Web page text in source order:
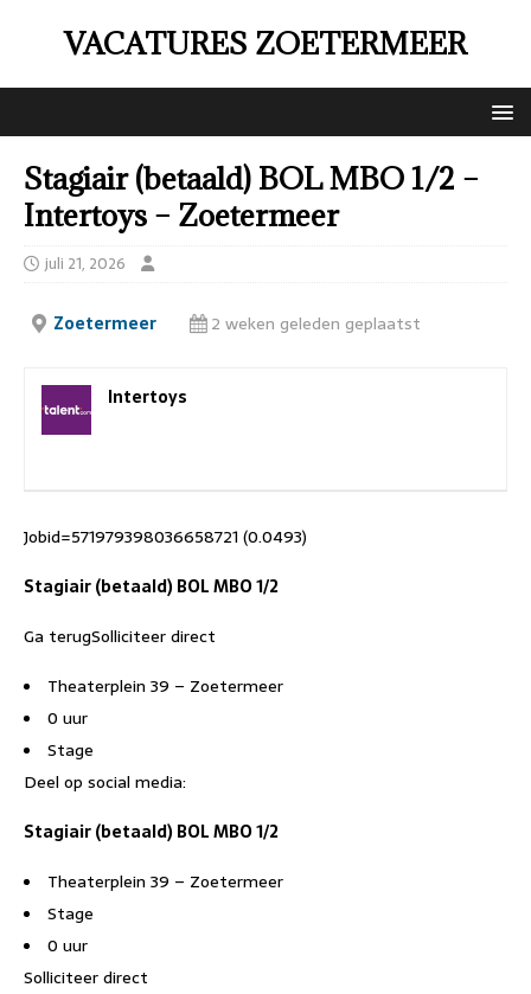
VACATURES ZOETERMEER
Stagiair (betaald) BOL MBO 1/2 –
Intertoys – Zoetermeer
juli 21, 2026
Zoetermeer 2 weken geleden geplaatst
Intertoys
Jobid=571979398036658721 (0.0493)
Stagiair (betaald) BOL MBO 1/2
Ga terugSolliciteer direct
Theaterplein 39 – Zoetermeer
0 uur
Stage
Deel op social media:
Stagiair (betaald) BOL MBO 1/2
Theaterplein 39 – Zoetermeer
Stage
0 uur
Solliciteer direct